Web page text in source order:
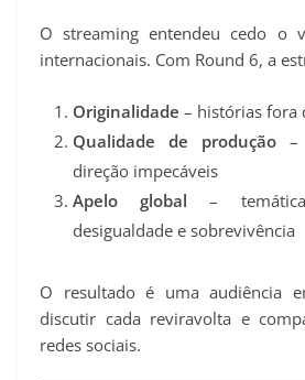
O streaming entendeu cedo o
internacionais. Com Round 6, a
Originalidade – histórias fora
Qualidade de produção–
direção impecáveis
Apelo global –
desigualdade e sobrevivência
O resultado é uma audiência
discutir cada reviravolta e
redes sociais.